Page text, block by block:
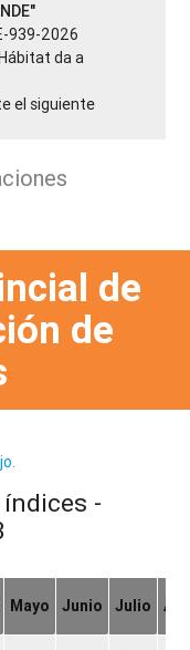
939-2026
da a
el siguiente
de
de
-
Mayo Junio Julio